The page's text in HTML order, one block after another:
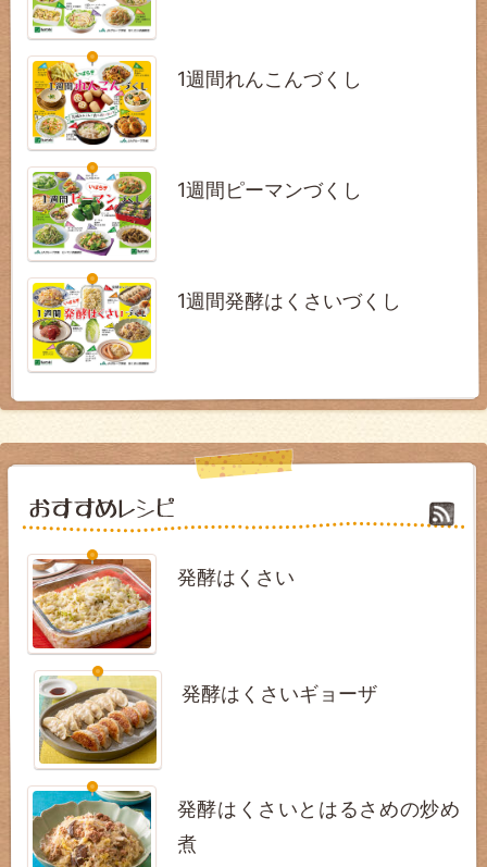
1週間れんこんづくし
1週間ピーマンづくし
1週間発酵はくさいづくし
発酵はくさい
発酵はくさいギョーザ
発酵はくさいとはるさめの炒め
煮